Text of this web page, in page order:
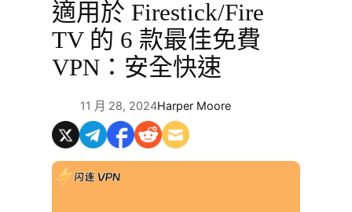
適用於 Firestick/Fire
TV 的 6 款最佳免費
VPN：安全快速
11 月 28, 2024Harper Moore